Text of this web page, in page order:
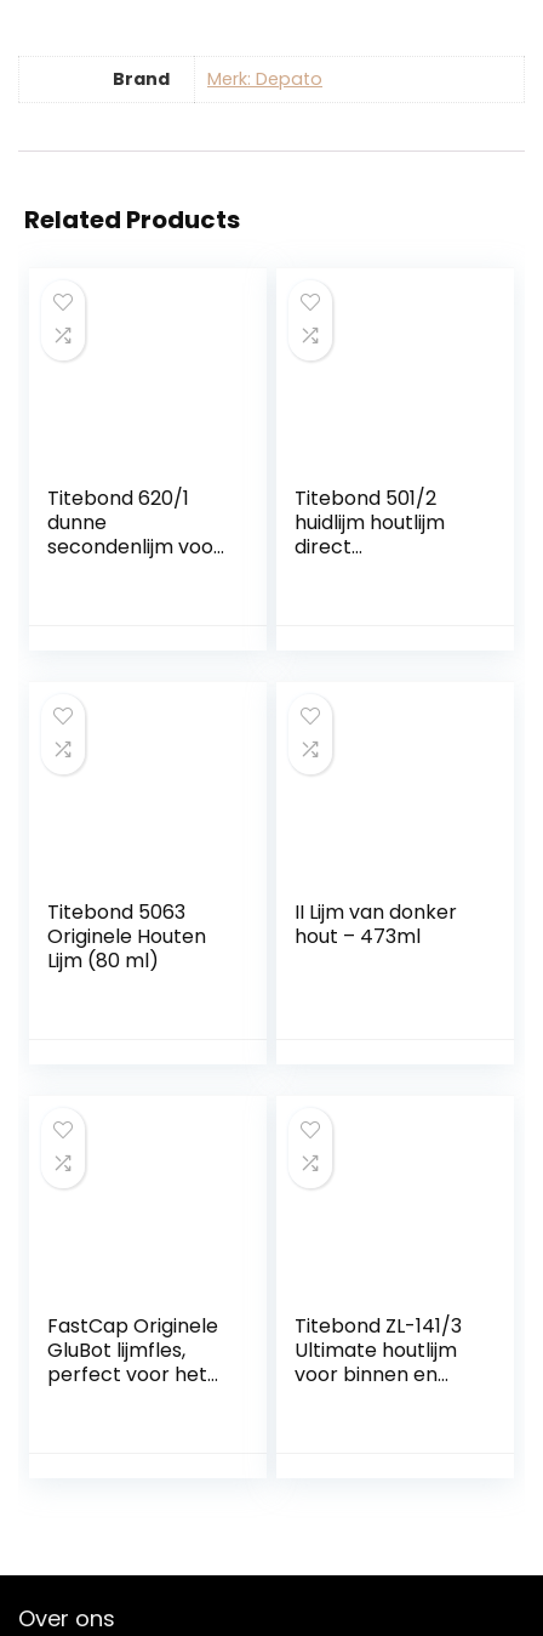
Brand Merk: Depato
Related Products
Titebond 620/1
dunne
secondenlijm voor
Titebond 501/2
huidlijm houtlijm
direct
Titebond 5063
Originele Houten
Lijm (80 ml)
II Lijm van donker
hout – 473ml
FastCap Originele
GluBot lijmfles,
perfect voor het
Titebond ZL-141/3
Ultimate houtlijm
voor binnen en
Over ons